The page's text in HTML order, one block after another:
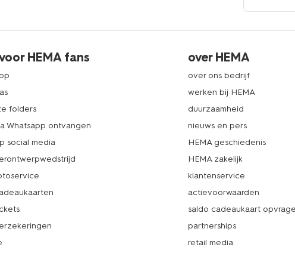
HEMA fans
folders
Whatsapp ontvangen
social media
over HEMA
over ons bedrijf
werken bij HEMA
duurzaamheid
nieuws en pers
HEMA geschiedenis
HEMA zakelijk
klantenservice
actievoorwaarden
saldo cadeaukaart
partnerships
retail media